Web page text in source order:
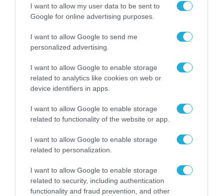
I want to allow my user data to be sent to
Google for online advertising purposes.
I want to allow Google to send me
personalized advertising.
I want to allow Google to enable storage
related to analytics like cookies on web or
device identifiers in apps.
I want to allow Google to enable storage
related to functionality of the website or app.
I want to allow Google to enable storage
related to personalization.
I want to allow Google to enable storage
related to security, including authentication
functionality and fraud prevention, and other
από Τούρκους στη Θέρμη Θεσσαλονίκης
Οι δράστες πυροβόλησαν στη μέση του δρόμου και
από θαύμα δεν τραυματίστηκαν τα στελέχη της ΕΥΠ
ή διερχόμενοι πολίτες